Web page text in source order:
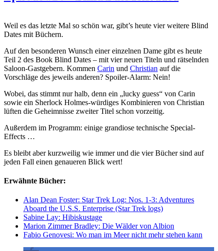
Weil es das letzte Mal so schön war, gibt’s heute vier weitere Blind
Dates mit Büchern.
Auf den besonderen Wunsch einer einzelnen Dame gibt es heute
Teil 2 des Book Blind Dates – mit vier neuen Titeln und rätselnden
Saloon-Gastgebern. Kommen Carin und Christian auf die
Vorschläge des jeweils anderen? Spoiler-Alarm: Nein!
Wobei, das stimmt nur halb, denn ein „lucky guess“ von Carin
sowie ein Sherlock Holmes-würdiges Kombinieren von Christian
lüften die Geheimnisse zweiter Titel schon vorzeitig.
Außerdem im Programm: einige grandiose technische Special-
Effects …
Es bleibt aber kurzweilig wie immer und die vier Bücher sind auf
jeden Fall einen genaueren Blick wert!
Erwähnte Bücher:
Alan Dean Foster: Star Trek Log: Nos. 1-3: Adventures
Aboard the U.S.S. Enterprise (Star Trek logs)
Sabine Lay: Hibiskustage
Marion Zimmer Bradley: Die Wälder von Albion
Fabio Genovesi: Wo man im Meer nicht mehr stehen kann